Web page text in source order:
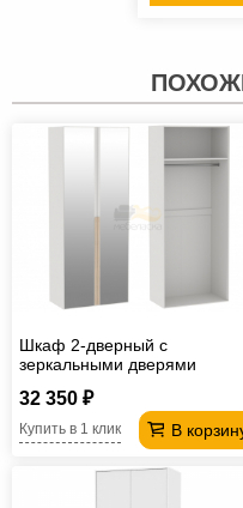
Шкаф 2-дверный с
зеркальными дверями
32 350 ₽
В
Купить в 1 клик